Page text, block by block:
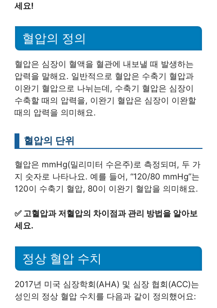
세요!
혈압의 정의
혈압은 심장이 혈액을 혈관에 내보낼 때 발생하는
압력을 말해요. 일반적으로 혈압은 수축기 혈압과
이완기 혈압으로 나뉘는데, 수축기 혈압은 심장이
수축할 때의 압력을, 이완기 혈압은 심장이 이완할
때의 압력을 의미해요.
혈압의 단위
혈압은 mmHg(밀리미터 수은주)로 측정되며, 두 가
지 숫자로 나타나요. 예를 들어, “120/80 mmHg”는
120이 수축기 혈압, 80이 이완기 혈압을 의미해요.
✅ 고혈압과 저혈압의 차이점과 관리 방법을 알아보
세요.
정상 혈압 수치
2017년 미국 심장학회(AHA) 및 심장 협회(ACC)는
성인의 정상 혈압 수치를 다음과 같이 정의했어요: